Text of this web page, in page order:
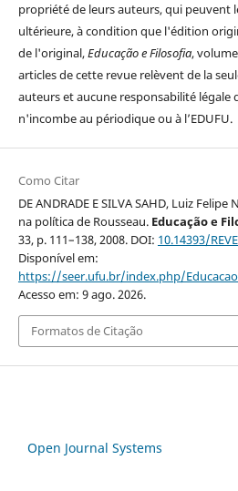
propriété de leurs auteurs, qui peuvent
ultérieure, à condition que l'édition
de l'original,Educação e Filosofia,
articles de cette revue relèvent de la
auteurs et aucune responsabilité légale
n'incombe au périodique ou à l’EDUFU.
Como Citar
DE ANDRADE E SILVA SAHD, Luiz
na política de Rousseau. Educação e
33, p. 111–138, 2008. DOI: 10.14393/
Disponível em:
https://seer.ufu.br/index.php/
Acesso em: 9 ago. 2026.
Formatos de Citação
Open Journal Systems